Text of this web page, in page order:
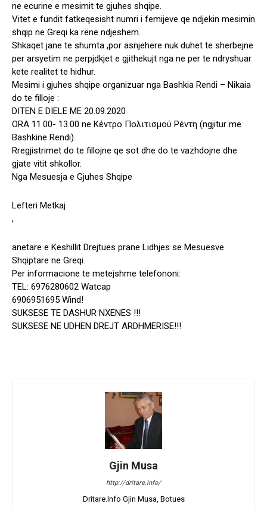
ne ecurine e mesimit te gjuhes shqipe.
Vitet e fundit fatkeqesisht numri i femijeve qe ndjekin mesimin
shqip ne Greqi ka rënë ndjeshem.
Shkaqet jane te shumta ,por asnjehere nuk duhet te sherbejne
per arsyetim ne perpjdkjet e gjithekujt nga ne per te ndryshuar
kete realitet te hidhur.
Mesimi i gjuhes shqipe organizuar nga Bashkia Rendi – Nikaia
do te filloje :
DITEN E DIELE ME 20.09.2020
ORA 11.00- 13.00 ne Κέντρο Πολιτισμού Ρέντη (ngjitur me
Bashkine Rendi).
Rregjistrimet do te fillojne qe sot dhe do te vazhdojne dhe
gjate vitit shkollor.
Nga Mesuesja e Gjuhes Shqipe
Lefteri Metkaj
,
anetare e Keshillit Drejtues prane Lidhjes se Mesuesve
Shqiptare ne Greqi.
Per informacione te metejshme telefononi:
TEL: 6976280602 Watcap
6906951695 Wind!
SUKSESE TE DASHUR NXENES !!!
SUKSESE NE UDHEN DREJT ARDHMERISE!!!
Gjin Musa
http://dritare.info/
Dritare.Info Gjin Musa, Botues